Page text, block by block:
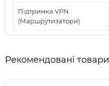
Підтримка VPN
(Маршрутизатори)
Рекомендовані товари